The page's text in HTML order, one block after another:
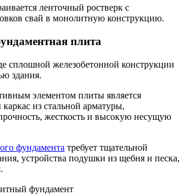
ленточный ростверк с
свай в монолитную конструкцию.
плита
сплошной железобетонной конструкции
здания.
элементом плиты является
из стальной арматуры,
жесткость и высокую несущую
фундамента требует тщательной
устройства подушки из щебня и песка,